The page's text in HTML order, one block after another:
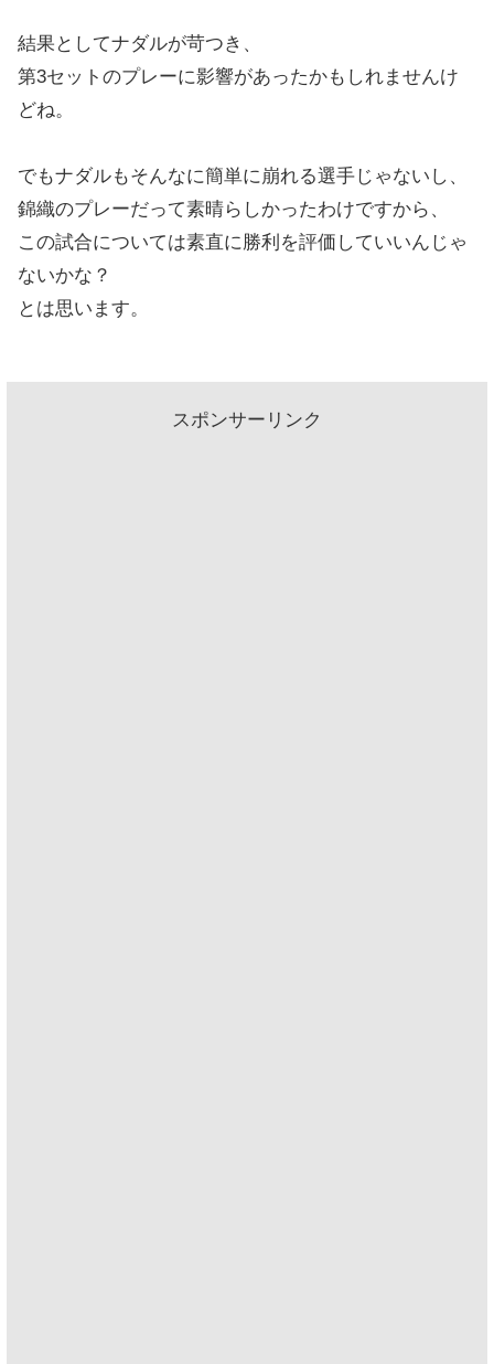
結果としてナダルが苛つき、
第3セットのプレーに影響があったかもしれませんけ
どね。
でもナダルもそんなに簡単に崩れる選手じゃないし、
錦織のプレーだって素晴らしかったわけですから、
この試合については素直に勝利を評価していいんじゃ
ないかな？
とは思います。
スポンサーリンク